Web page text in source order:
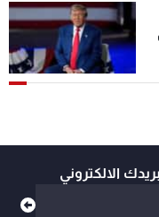
الالكتروني